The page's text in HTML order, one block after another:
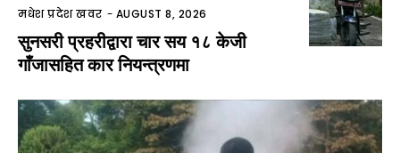
मधेश प्रदेश खवर - AUGUST 8, 2026
सुनसरी प्रहरीद्वारा चार सय १८ केजी
गाँजासहित कार नियन्त्रणमा